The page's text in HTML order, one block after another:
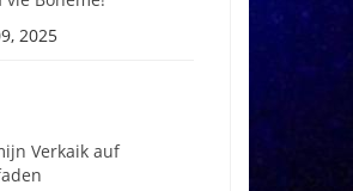
2025
Verkaik auf